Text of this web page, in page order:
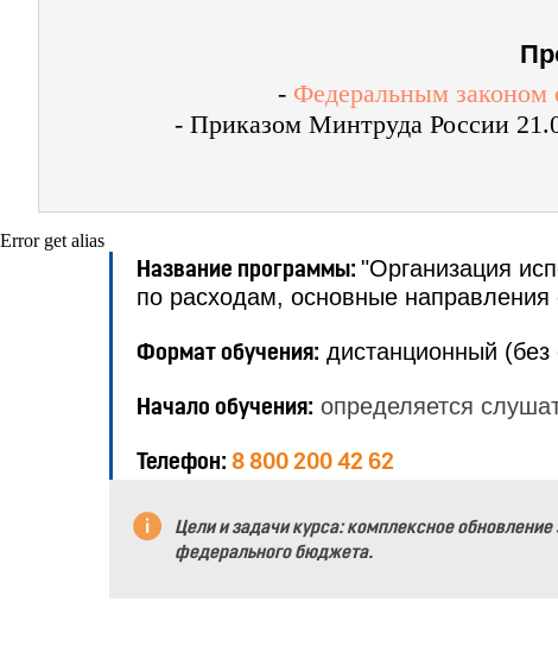
- Федеральным законом
- Приказом Минтруда России
Error get alias
Название программы: "Организация
по расходам, основные направления
Формат обучения: дистанционный
Начало обучения: определяется
Телефон: 8 800 200 42 62
Цели и задачи курса:комплексное
федерального бюджета.